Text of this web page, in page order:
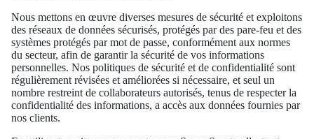
Nous mettons en œuvre diverses mesures de sécurité et exploitons
des réseaux de données sécurisés, protégés par des pare-feu et des
systèmes protégés par mot de passe, conformément aux normes
du secteur, afin de garantir la sécurité de vos informations
personnelles. Nos politiques de sécurité et de confidentialité sont
régulièrement révisées et améliorées si nécessaire, et seul un
nombre restreint de collaborateurs autorisés, tenus de respecter la
confidentialité des informations, a accès aux données fournies par
nos clients.